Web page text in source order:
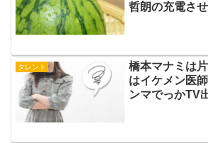
哲朗の充電さ
タレント
橋本マナミは
はイケメン医
ンマでっかTV